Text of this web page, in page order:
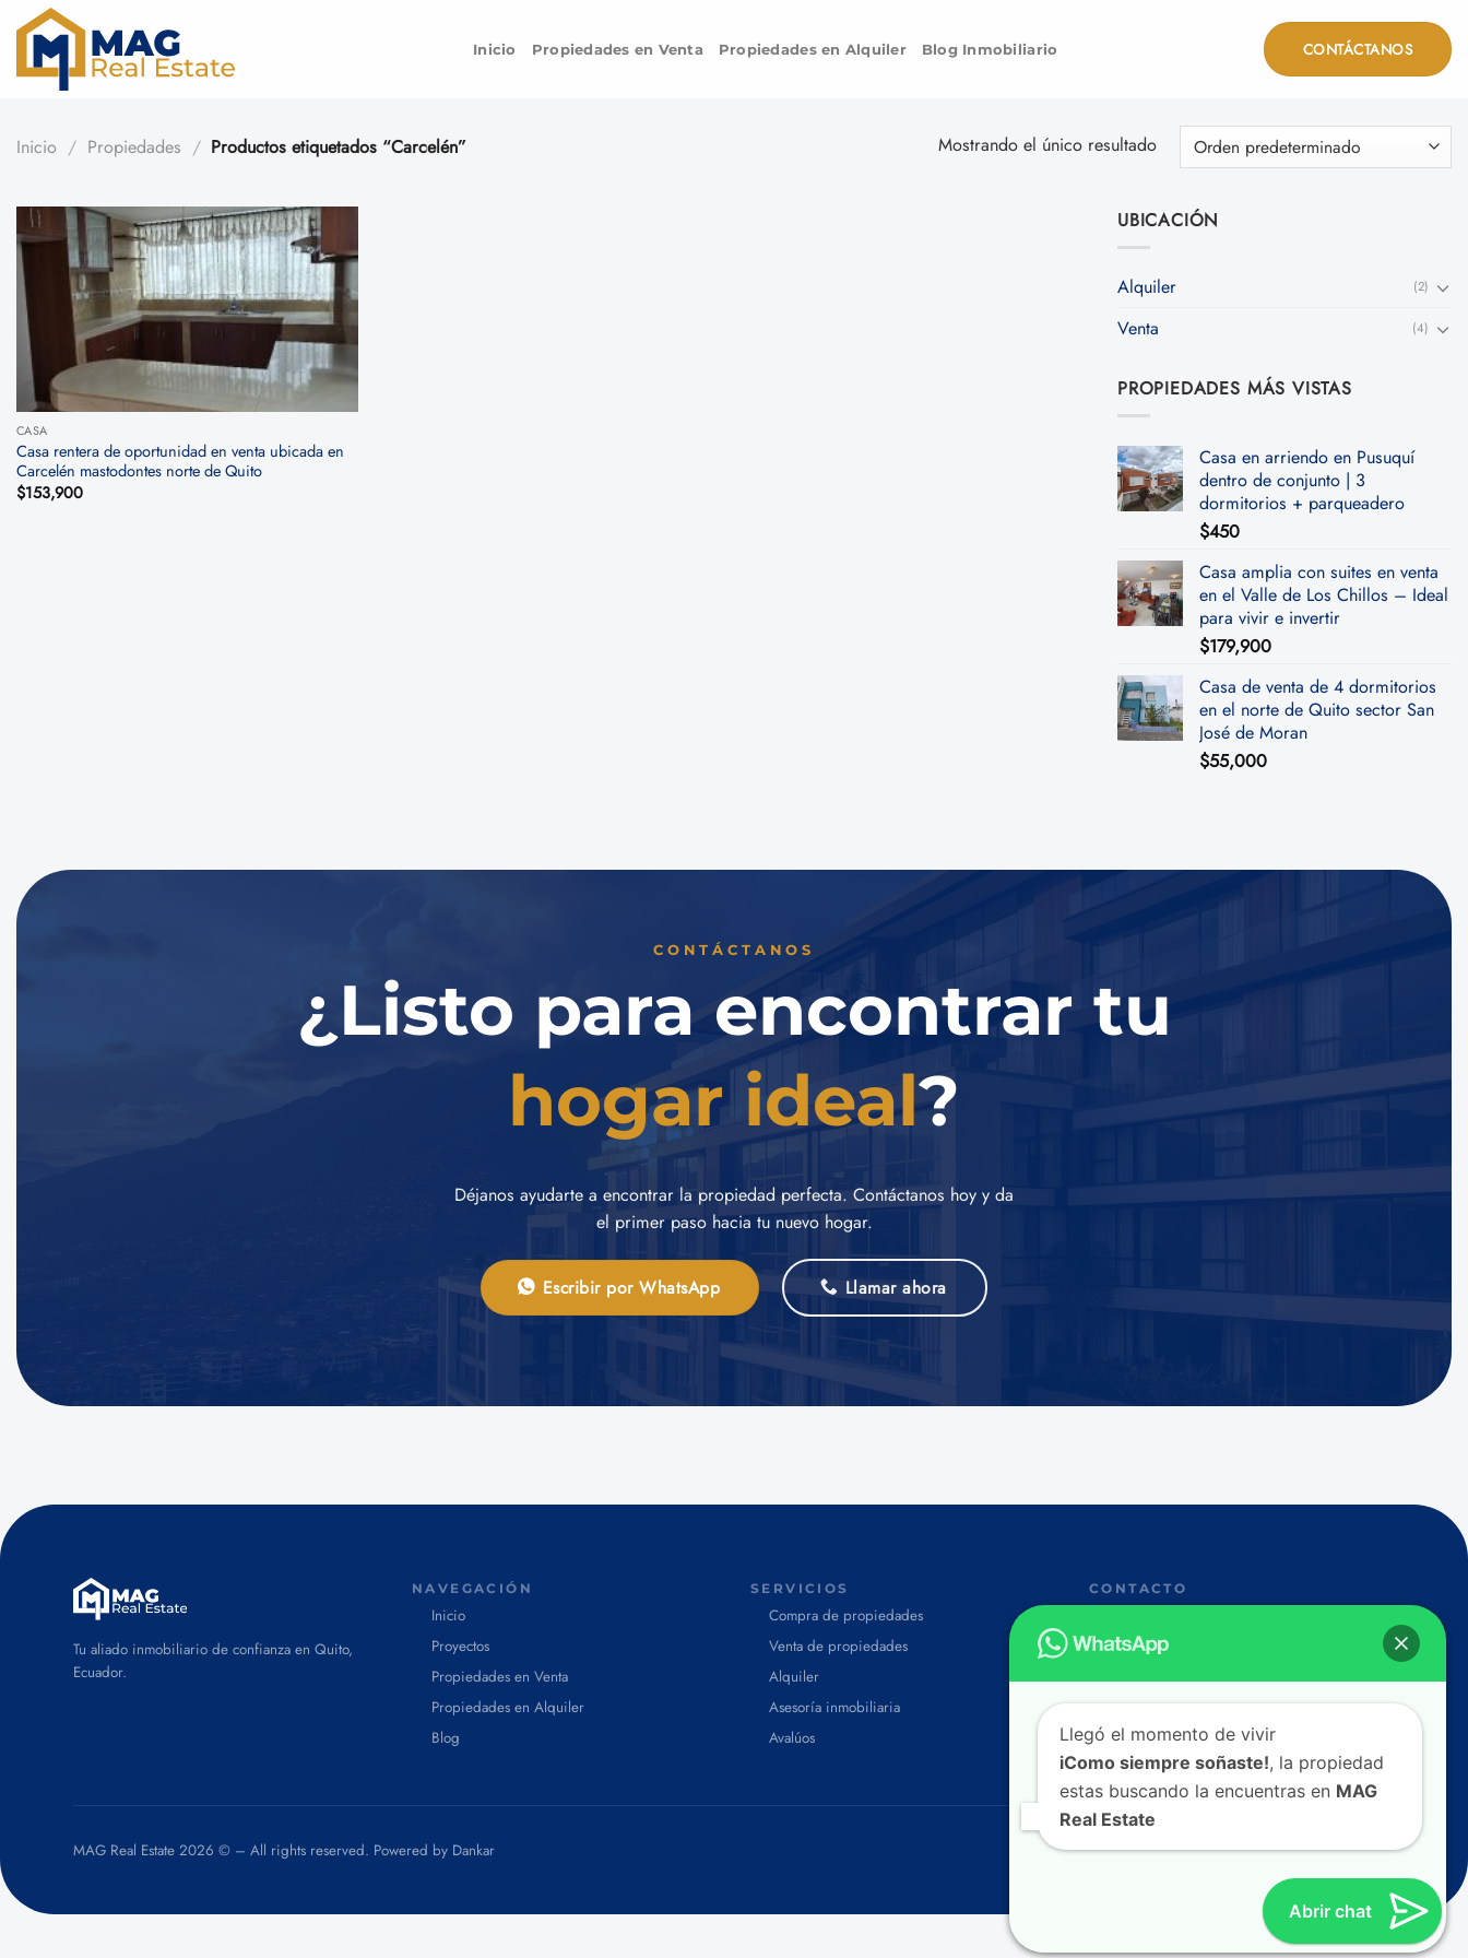
Saltar
contenido
Inicio Propiedades en Venta Propiedades en Alquiler Blog Inmobiliario CONTÁCTANOS
Inicio / Propiedades / Productos etiquetados “Carcelén” Mostrando el único resultado
CASA
Casa rentera de oportunidad en venta ubicada en
Carcelén mastodontes norte de Quito
$153,900
UBICACIÓN
Alquiler (2)
Venta (4)
PROPIEDADES MÁS VISTAS
Casa en arriendo en Pusuquí
dentro de conjunto | 3
dormitorios + parqueadero
$450
Casa amplia con suites en venta
en el Valle de Los Chillos – Ideal
para vivir e invertir
$179,900
Casa de venta de 4 dormitorios
en el norte de Quito sector San
José de Moran
$55,000
CONTÁCTANOS
¿Listo para encontrar tu
hogar ideal?
Déjanos ayudarte a encontrar la propiedad perfecta. Contáctanos hoy y da
el primer paso hacia tu nuevo hogar.
Escribir por WhatsApp Llamar ahora
Tu aliado inmobiliario de confianza en Quito,
Ecuador.
NAVEGACIÓN
Inicio
Proyectos
Propiedades en Venta
Propiedades en Alquiler
Blog
SERVICIOS
Compra de propiedades
Venta de propiedades
Alquiler
Asesoría inmobiliaria
Avalúos
CONTACTO
info@magrealestate.ec
Av. Naciones Unidas & Av. Río Amazonas,
170135 Quito, Ecuador.
MAG Real Estate 2026 © – All rights reserved. Powered by Dankar Política de Privacidad Términos y Condiciones
Llegó el momento de vivir
iComo siempre soñaste!, la propiedad
estas buscando la encuentras en MAG
Real Estate
Abrir chat